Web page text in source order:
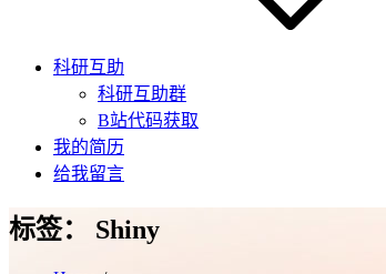
科研互助
科研互助群
B站代码获取
我的简历
给我留言
标签： Shiny